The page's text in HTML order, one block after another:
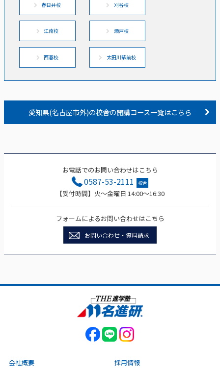
春日井校 刈谷校
江南校 瀬戸校
西春校 太田川駅前校
愛知県(名古屋市外)の校舎の開講コース一覧はこちら
お電話でのお問い合わせはこちら
0587-53-2111 校舎
【受付時間】火～金曜日 14:00～16:30
フォームによるお問い合わせはこちら
お問い合わせ・資料請求
会社概要
採用情報